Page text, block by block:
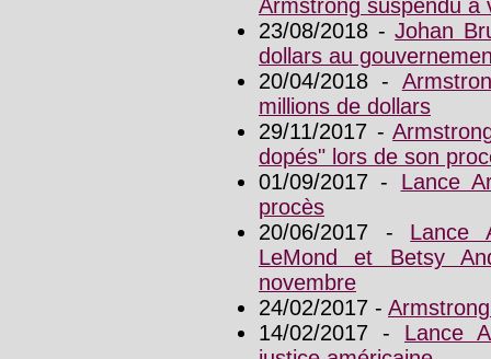
Armstrong suspendu à
23/08/2018 -Johan
dollars au
20/04/2018 -
millions de dollars
29/11/2017 -
dopés" lors de son
01/09/2017 - Lance
procès
20/06/2017 - Lance
LeMond et Betsy
novembre
24/02/2017 -
14/02/2017 - Lance